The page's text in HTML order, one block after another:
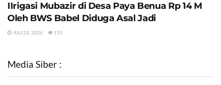
IIrigasi Mubazir di Desa Paya Benua Rp 14 M
Oleh BWS Babel Diduga Asal Jadi
JULI 23, 2026 155
Media Siber :